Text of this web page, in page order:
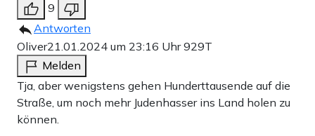
9
Antworten
Oliver21.01.2024 um 23:16 Uhr929T
Melden
Tja, aber wenigstens gehen Hunderttausende auf die
Straße, um noch mehr Judenhasser ins Land holen zu
können.